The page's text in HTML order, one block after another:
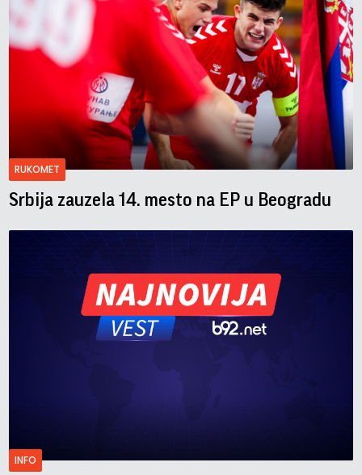
RUKOMET
Srbija zauzela 14. mesto na EP u Beogradu
INFO